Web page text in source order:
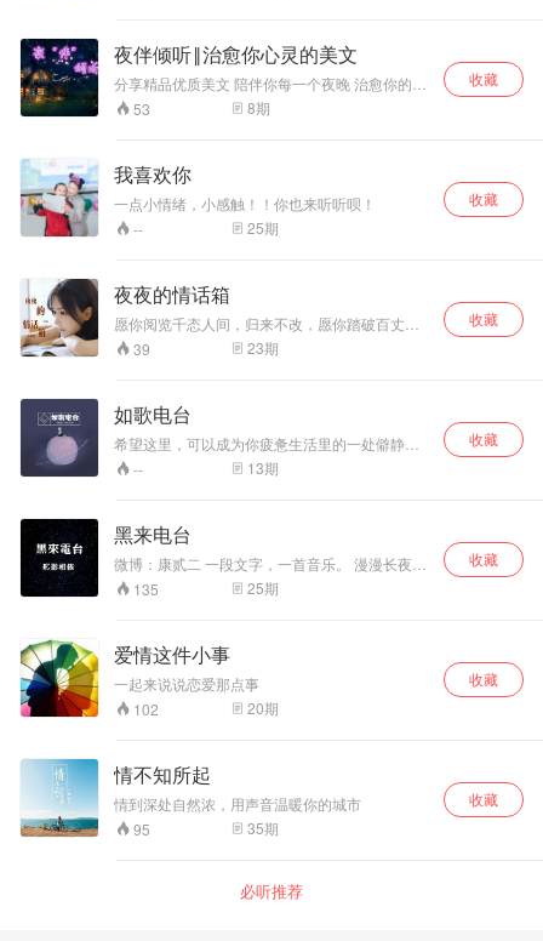
夜伴倾听‖治愈你心灵的美文
分享精品优质美文 陪伴你每一个夜晚 治愈你的心
灵 抚平你的忧伤
53 8期
收藏
我喜欢你
一点小情绪，小感触！！你也来听听呗！
--
25期
收藏
夜夜的情话箱
愿你阅览千态人间，归来不改，愿你踏破百丈红
尘，归来仍是翩翩少年。
39 23期
收藏
如歌电台
希望这里，可以成为你疲惫生活里的一处僻静角
落， 也希望我的声音能够温暖到每一个你。
-- 13期
收藏
黑来电台
微博：康贰二 一段文字，一首音乐。 漫漫长夜给
你最初的感动和触动内心的幸福。 黑来电台，形
影相依，在这漫漫长夜里.. 小伙伴儿们想要与我
的经历出现在节目当中
135 25期
收藏
爱情这件小事
一起来说说恋爱那点事
102
20期
收藏
情不知所起
情到深处自然浓，用声音温暖你的城市
95
35期
收藏
必听推荐